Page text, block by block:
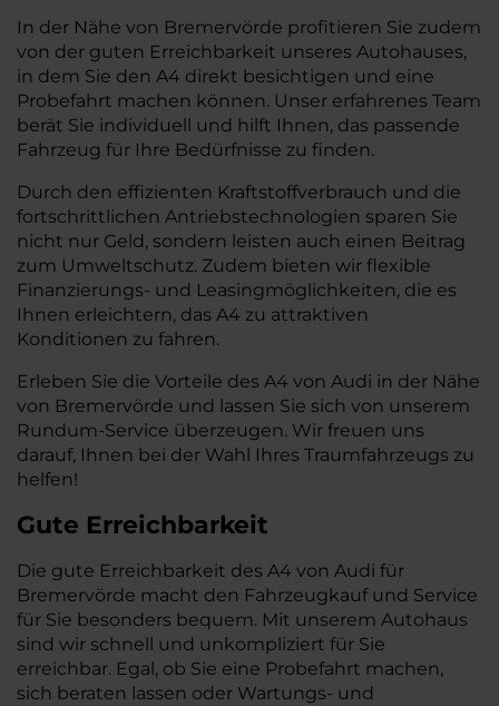
In der Nähe von Bremervörde profitieren Sie zudem
von der guten Erreichbarkeit unseres Autohauses,
in dem Sie den A4 direkt besichtigen und eine
Probefahrt machen können. Unser erfahrenes Team
berät Sie individuell und hilft Ihnen, das passende
Fahrzeug für Ihre Bedürfnisse zu finden.
Durch den effizienten Kraftstoffverbrauch und die
fortschrittlichen Antriebstechnologien sparen Sie
nicht nur Geld, sondern leisten auch einen Beitrag
zum Umweltschutz. Zudem bieten wir flexible
Finanzierungs- und Leasingmöglichkeiten, die es
Ihnen erleichtern, das A4 zu attraktiven
Konditionen zu fahren.
Erleben Sie die Vorteile des A4 von Audi in der Nähe
von Bremervörde und lassen Sie sich von unserem
Rundum-Service überzeugen. Wir freuen uns
darauf, Ihnen bei der Wahl Ihres Traumfahrzeugs zu
helfen!
Gute Erreichbarkeit
Die gute Erreichbarkeit des A4 von Audi für
Bremervörde macht den Fahrzeugkauf und Service
für Sie besonders bequem. Mit unserem Autohaus
sind wir schnell und unkompliziert für Sie
erreichbar. Egal, ob Sie eine Probefahrt machen,
sich beraten lassen oder Wartungs- und